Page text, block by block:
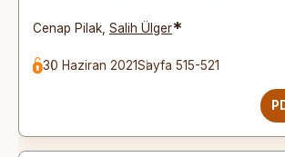
Cenap Pilak Salih Ülger*
30 Haziran 2021Sayfa 515-521